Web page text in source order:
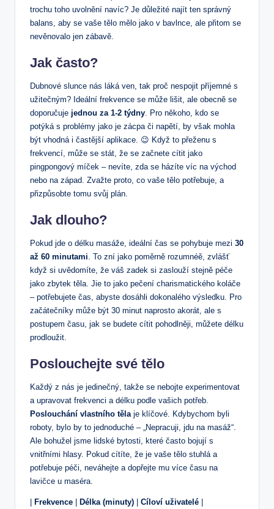
trochu toho uvolnění navíc? Je důležité najít ten správný
balans, aby se vaše tělo mělo jako v bavlnce, ale přitom se
nevěnovalo jen zábavě.
Jak často?
Dubnové slunce nás láká ven, tak proč nespojit příjemné s
užitečným? Ideální frekvence se může lišit, ale obecně se
doporučuje jednou za 1-2 týdny . Pro někoho, kdo se
potýká s problémy jako je zácpa či napětí, by však mohla
být vhodná i častější aplikace. 😉 Když to přeženu s
frekvencí, může se stát, že se začnete cítit jako
pingpongový míček – nevíte, zda se házíte víc na východ
nebo na západ. Zvažte proto, co vaše tělo potřebuje, a
přizpůsobte tomu svůj plán.
Jak dlouho?
Pokud jde o délku masáže, ideální čas se pohybuje mezi 30
až 60 minutami . To zní jako poměrně rozumnéě, zvlášť
když si uvědomíte, že váš zadek si zaslouží stejně péče
jako zbytek těla. Jie to jako pečení charismatického koláče
– potřebujete čas, abyste dosáhli dokonalého výsledku. Pro
začátečníky může být 30 minut naprosto akorát, ale s
postupem času, jak se budete cítit pohodlněji, můžete délku
prodloužit.
Poslouchejte své tělo
Každý z nás je jedinečný, takže se nebojte experimentovat
a upravovat frekvenci a délku podle vašich potřeb.
Poslouchání vlastního těla je klíčové. Kdybychom byli
roboty, bylo by to jednoduché – „Nepracuji, jdu na masáž“.
Ale bohužel jsme lidské bytosti, které často bojují s
vnitřními hlasy. Pokud cítíte, že je vaše tělo stuhlá a
potřebuje péči, neváhejte a dopřejte mu více času na
lavičce u maséra.
| Frekvence | Délka (minuty) | Cíloví uživatelé |